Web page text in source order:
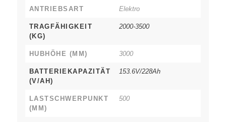
ANTRIEBSART Elektro
TRAGFÄHIGKEIT
(KG)
2000-3500
HUBHÖHE (MM) 3000
BATTERIEKAPAZITÄT
(V/AH)
153.6V/228Ah
LASTSCHWERPUNKT
(MM)
500